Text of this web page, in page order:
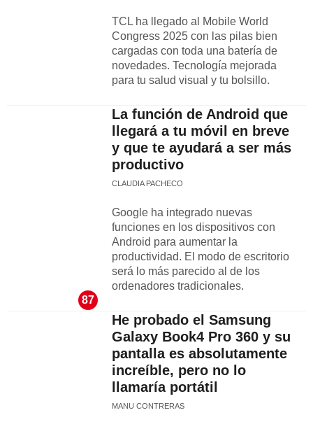
TCL ha llegado al Mobile World
Congress 2025 con las pilas bien
cargadas con toda una batería de
novedades. Tecnología mejorada
para tu salud visual y tu bolsillo.
La función de Android que
llegará a tu móvil en breve
y que te ayudará a ser más
productivo
CLAUDIA PACHECO
Google ha integrado nuevas
funciones en los dispositivos con
Android para aumentar la
productividad. El modo de escritorio
será lo más parecido al de los
ordenadores tradicionales.
87
He probado el Samsung
Galaxy Book4 Pro 360 y su
pantalla es absolutamente
increíble, pero no lo
llamaría portátil
MANU CONTRERAS